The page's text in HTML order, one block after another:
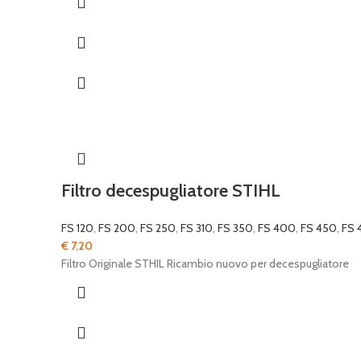
Filtro decespugliatore STIHL
FS 120, FS 200, FS 250, FS 310, FS 350, FS 400, FS 450, FS
€ 7,20
Filtro Originale STHIL Ricambio nuovo per decespugliatore